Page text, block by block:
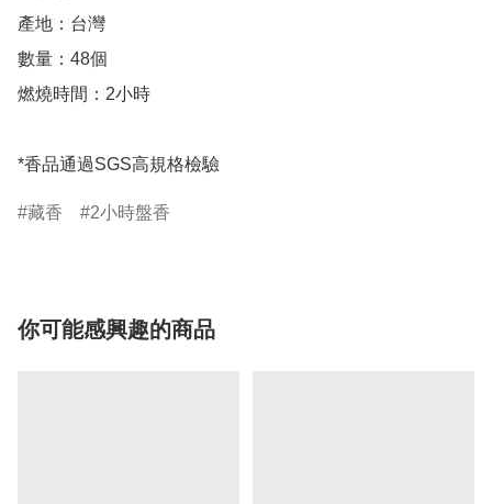
產地：台灣
數量：48個
燃燒時間：2小時
*香品通過SGS高規格檢驗
藏香 2小時盤香
你可能感興趣的商品